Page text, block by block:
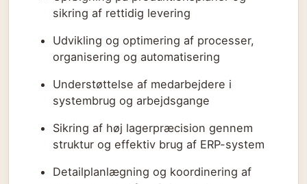
sikring af rettidig levering
Udvikling og optimering af processer,
organisering og automatisering
Understøttelse af medarbejdere i
systembrug og arbejdsgange
Sikring af høj lagerpræcision gennem
struktur og effektiv brug af ERP-system
Detailplanlægning og koordinering af